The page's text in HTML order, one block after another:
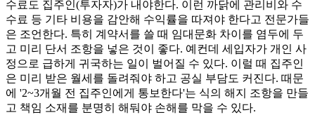
수료도 집주인(투자자)가 내야한다. 이런 까닭에 관리비와 수
수료 등 기타 비용을 감안해 수익률을 따져야 한다고 전문가들
은 조언한다. 특히 계약서를 쓸 때 임대문화 차이를 염두에 두
고 미리 단서 조항을 넣은 것이 좋다. 예컨데 세입자가 개인 사
정으로 급하게 귀국하는 일이 벌어질 수 있다. 이럴 때 집주인
은 미리 받은 월세를 돌려줘야 하고 공실 부담도 커진다. 때문
에 '2~3개월 전 집주인에게 통보한다'는 식의 해지 조항을 만들
고 책임 소재를 분명히 해둬야 손해를 막을 수 있다.